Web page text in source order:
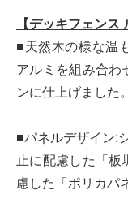
【デッキフェンス
■天然木の様な温
アルミを組み合わ
ンに仕上げました。
■パネルデザイン:
止に配慮した「
慮した「ポリカパ